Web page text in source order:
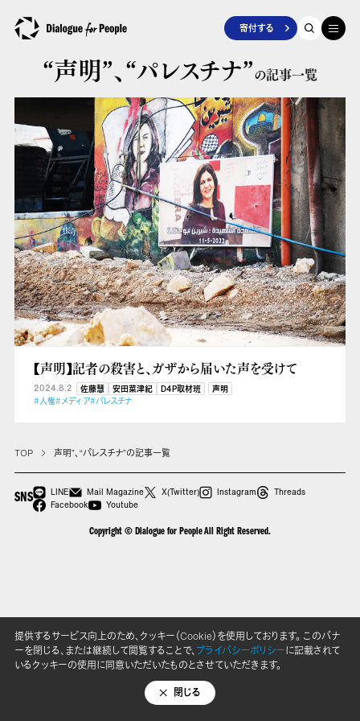
寄付する
“声明”、“パレスチナ”の記事一覧
【声明】記者の殺害と、ガザから届いた声を受けて
2024.8.2 佐藤慧 安田菜津紀 D4P取材班
声明
#人権#メディア#パレスチナ
TOP 声明”、“パレスチナ”の記事一覧
SNS LINE Mail Magazine X(Twitter) Instagram
Threads
Facebook
Youtube
Copyright © Dialogue for People All Right Reserved.
提供するサービス向上のため、クッキー（Cookie）を使用しております。 このバナ
ーを閉じる、または継続して閲覧することで、プライバシーポリシーに記載されて
いるクッキーの使用に同意いただいたものとさせていただきます。
閉じる